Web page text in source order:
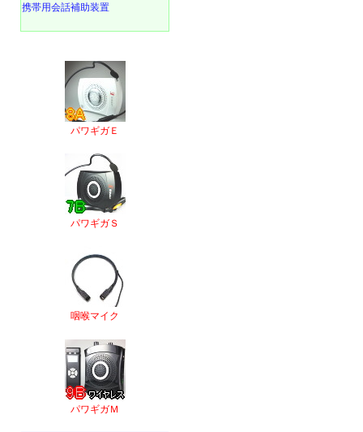
携帯用会話補助装置
パワギガＥ
パワギガＳ
咽喉マイク
パワギガＭ